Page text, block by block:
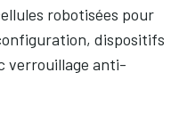
robotisées pour
dispositifs
verrouillage anti-